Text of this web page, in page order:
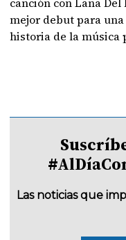
mejor debut para
historia de la música
Las noticias que